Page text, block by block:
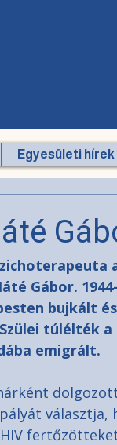
Egyesületi hírek
Gábor.
bujkált
túlélték a
emigrált.
választja,